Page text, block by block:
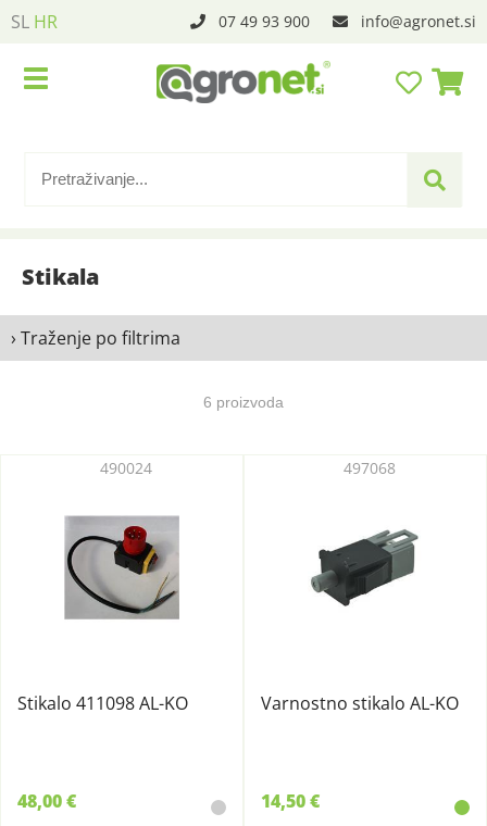
SL HR 07 49 93 900 info agronet.si
Stikala
› Traženje po filtrima
6 proizvoda
Stikalo 411098 AL-KO
490024
48,00 €
Varnostno stikalo AL-KO
497068
14,50 €